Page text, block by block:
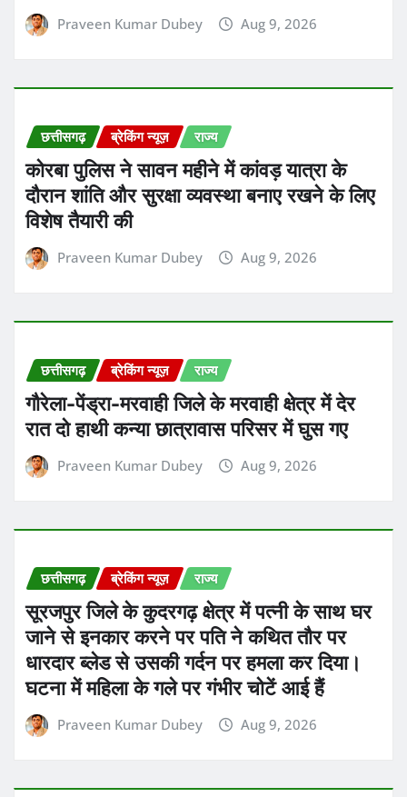
Praveen Kumar Dubey Aug 9, 2026
छत्तीसगढ़ ब्रेकिंग न्यूज़ राज्य
कोरबा पुलिस ने सावन महीने में कांवड़ यात्रा के
दौरान शांति और सुरक्षा व्यवस्था बनाए रखने के लिए
विशेष तैयारी की
Praveen Kumar Dubey Aug 9, 2026
छत्तीसगढ़ ब्रेकिंग न्यूज़ राज्य
गौरेला-पेंड्रा-मरवाही जिले के मरवाही क्षेत्र में देर
रात दो हाथी कन्या छात्रावास परिसर में घुस गए
Praveen Kumar Dubey Aug 9, 2026
छत्तीसगढ़ ब्रेकिंग न्यूज़ राज्य
सूरजपुर जिले के कुदरगढ़ क्षेत्र में पत्नी के साथ घर
जाने से इनकार करने पर पति ने कथित तौर पर
धारदार ब्लेड से उसकी गर्दन पर हमला कर दिया।
घटना में महिला के गले पर गंभीर चोटें आई हैं
Praveen Kumar Dubey Aug 9, 2026